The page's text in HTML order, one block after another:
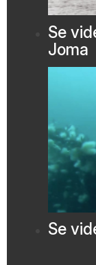
Se
Joma
Se